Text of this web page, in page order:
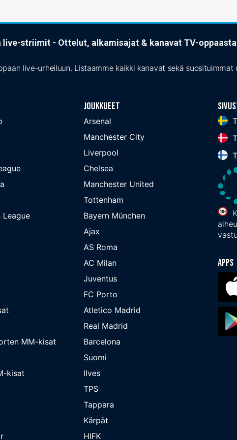
live-striimit - Ottelut, alkamisajat & kanavat TV-oppaasta
live-urheiluun. Listaamme kaikki kanavat sekä suosituimmat
League
MM-kisat
kisat
Joukkueet
Arsenal
Manchester City
Liverpool
Chelsea
Manchester United
Tottenham
Bayern München
Ajax
AS Roma
AC Milan
Juventus
FC Porto
Atletico Madrid
Real Madrid
Barcelona
Suomi
Ilves
TPS
Tappara
Kärpät
HIFK
Apps